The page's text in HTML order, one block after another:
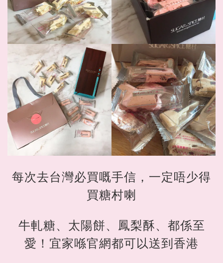
每次去台灣必買嘅手信，一定唔少得
買糖村喇
牛軋糖、太陽餅、鳳梨酥、都係至
愛！宜家喺官網都可以送到香港